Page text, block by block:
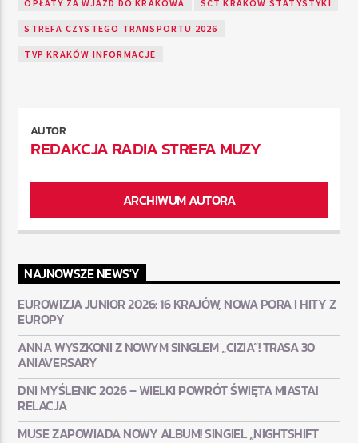
OPŁATY ZA WJAZD DO KRAKOWA SCT KRAKÓW STATYSTYKI
STREFA CZYSTEGO TRANSPORTU 2026
TVP KRAKÓW INFORMACJE
AUTOR
REDAKCJA RADIA STREFA MUZY
ARCHIWUM AUTORA
NAJNOWSZE NEWS'Y
EUROWIZJA JUNIOR 2026: 16 KRAJÓW, NOWA PORA I HITY Z
EUROPY
ANNA WYSZKONI Z NOWYM SINGLEM „CIZIA”! TRASA 30
ANIAVERSARY
DNI MYŚLENIC 2026 – WIELKI POWRÓT ŚWIĘTA MIASTA!
RELACJA
MUSE ZAPOWIADA NOWY ALBUM! SINGIEL „NIGHTSHIFT